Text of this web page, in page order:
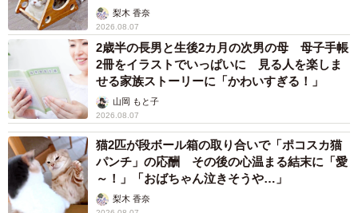
梨木 香奈
2026.08.07
2歳半の長男と生後2カ月の次男の母 母子手帳
2冊をイラストでいっぱいに 見る人を楽しま
せる家族ストーリーに「かわいすぎる！」
山岡 もと子
2026.08.07
猫2匹が段ボール箱の取り合いで「ポコスカ猫
パンチ」の応酬 その後の心温まる結末に「愛
～！」「おばちゃん泣きそうや…」
梨木 香奈